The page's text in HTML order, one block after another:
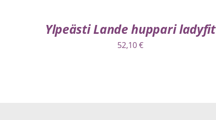
Ylpeästi Lande huppari ladyfit
52,10€